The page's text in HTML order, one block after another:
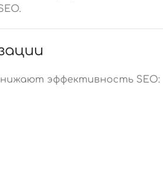
эффективность SEO: